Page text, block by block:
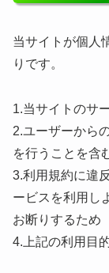
当サイトが個人
りです。
1.当サイトのサ
2.ユーザーから
を行うことを含
3.利用規約に違
ービスを利用し
お断りするため
4.上記の利用目